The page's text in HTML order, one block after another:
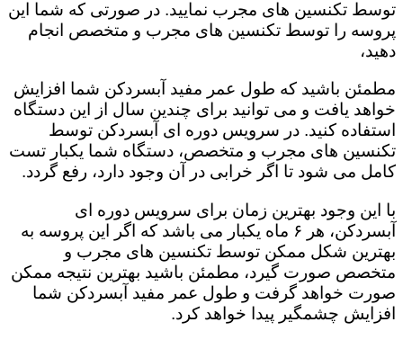
توسط تکنسین های مجرب نمایید. در صورتی که شما این
پروسه را توسط تکنسین های مجرب و متخصص انجام
دهید،
مطمئن باشید که طول عمر مفید آبسردکن شما افزایش
خواهد یافت و می توانید برای چندین سال از این دستگاه
استفاده کنید. در سرویس دوره ای آبسردکن توسط
تکنسین های مجرب و متخصص، دستگاه شما یکبار تست
کامل می شود تا اگر خرابی در آن وجود دارد، رفع گردد.
با این وجود بهترین زمان برای سرویس دوره ای
آبسردکن، هر ۶ ماه یکبار می باشد که اگر این پروسه به
بهترین شکل ممکن توسط تکنسین های مجرب و
متخصص صورت گیرد، مطمئن باشید بهترین نتیجه ممکن
صورت خواهد گرفت و طول عمر مفید آبسردکن شما
افزایش چشمگیر پیدا خواهد کرد.